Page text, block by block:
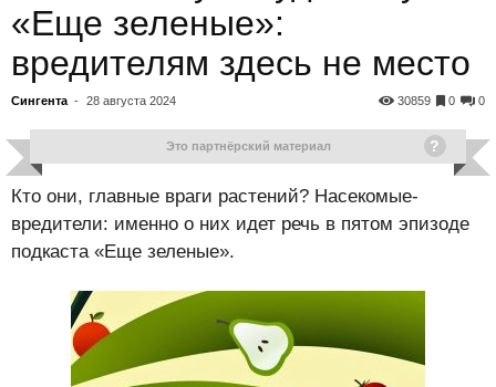
«Еще зеленые»:
вредителям здесь не место
Сингента - 28 августа 2024 0
0
30859
Это партнёрский материал
Кто они, главные враги растений? Насекомые-
вредители: именно о них идет речь в пятом эпизоде
подкаста «Еще зеленые».